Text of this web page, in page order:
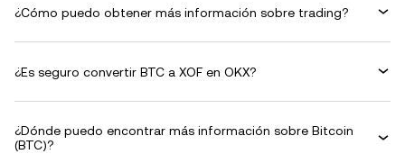
¿Cómo puedo obtener más información sobre trading?
¿Es seguro convertir BTC a XOF en OKX?
¿Dónde puedo encontrar más información sobre Bitcoin
(BTC)?